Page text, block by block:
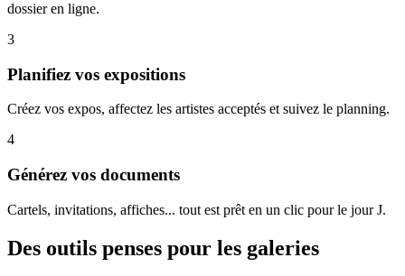
dossier en ligne.
3
Planifiez vos expositions
Créez vos expos, affectez les artistes acceptés et suivez le planning.
4
Générez vos documents
Cartels, invitations, affiches... tout est prêt en un clic pour le jour J.
Des outils penses pour les galeries